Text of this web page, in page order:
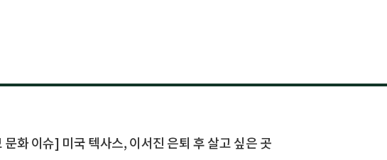
문화 이슈] 미국 텍사스, 이서진 은퇴 후 살고 싶은 곳